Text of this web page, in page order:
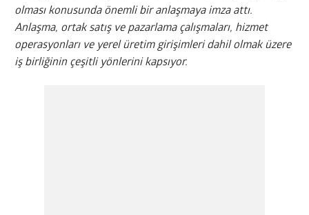
olması konusunda önemli bir anlaşmaya imza attı.
Anlaşma, ortak satış ve pazarlama çalışmaları, hizmet
operasyonları ve yerel üretim girişimleri dahil olmak üzere
iş birliğinin çeşitli yönlerini kapsıyor.